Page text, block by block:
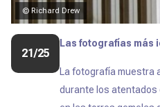
© Richard Drew
21/25
Las fotografías
La fotografía muestra
durante los atentados